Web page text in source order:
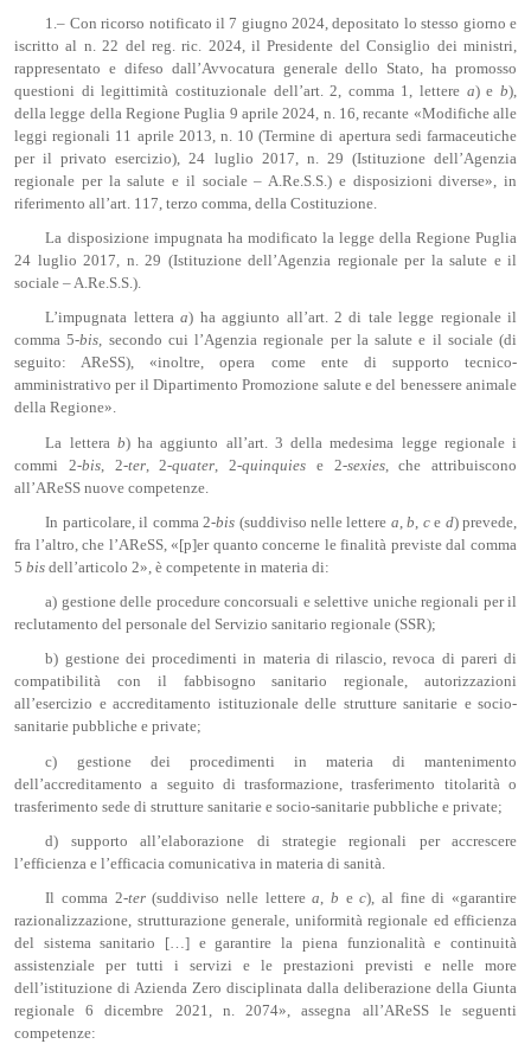
1.– Con ricorso notificato il 7 giugno 2024, depositato lo stesso giorno e
iscritto al n. 22 del reg. ric. 2024, il Presidente del Consiglio dei ministri,
rappresentato e difeso dall’Avvocatura generale dello Stato, ha promosso
questioni di legittimità costituzionale dell’art. 2, comma 1, lettere a) eb),
della legge della Regione Puglia 9 aprile 2024, n. 16, recante «Modifiche alle
leggi regionali 11 aprile 2013, n. 10 (Termine di apertura sedi farmaceutiche
per il privato esercizio), 24 luglio 2017, n. 29 (Istituzione dell’Agenzia
regionale per la salute e il sociale – A.Re.S.S.) e disposizioni diverse», in
riferimento all’art. 117, terzo comma, della Costituzione.
La disposizione impugnata ha modificato la legge della Regione Puglia
24 luglio 2017, n. 29 (Istituzione dell’Agenzia regionale per la salute e il
sociale – A.Re.S.S.).
L’impugnata letteraa) ha aggiunto all’art. 2 di tale legge regionale il
comma 5-bis, secondo cui l’Agenzia regionale per la salute e il sociale (di
seguito: AReSS), «inoltre, opera come ente di supporto tecnico-
amministrativo per il Dipartimento Promozione salute e del benessere animale
della Regione».
La lettera b) ha aggiunto all’art. 3 della medesima legge regionale i
commi 2-bis, 2-ter, 2-quater , 2-quinquies e 2-sexies, che attribuiscono
all’AReSS nuove competenze.
In particolare, il comma 2-bis (suddiviso nelle lettere a,b, ce d) prevede,
fra l’altro, che l’AReSS, «[p]er quanto concerne le finalità previste dal comma
5 bis dell’articolo 2», è competente in materia di:
a) gestione delle procedure concorsuali e selettive uniche regionali per il
reclutamento del personale del Servizio sanitario regionale (SSR);
b) gestione dei procedimenti in materia di rilascio, revoca di pareri di
compatibilità con il fabbisogno sanitario regionale, autorizzazioni
all’esercizio e accreditamento istituzionale delle strutture sanitarie e socio-
sanitarie pubbliche e private;
c) gestione dei procedimenti in materia di mantenimento
dell’accreditamento a seguito di trasformazione, trasferimento titolarità o
trasferimento sede di strutture sanitarie e socio-sanitarie pubbliche e private;
d) supporto all’elaborazione di strategie regionali per accrescere
l’efficienza e l’efficacia comunicativa in materia di sanità.
Il comma 2-ter(suddiviso nelle letterea,b ec), al fine di «garantire
razionalizzazione, strutturazione generale, uniformità regionale ed efficienza
del sistema sanitario […] e garantire la piena funzionalità e continuità
assistenziale per tutti i servizi e le prestazioni previsti e nelle more
dell’istituzione di Azienda Zero disciplinata dalla deliberazione della Giunta
regionale 6 dicembre 2021, n. 2074», assegna all’AReSS le seguenti
competenze: